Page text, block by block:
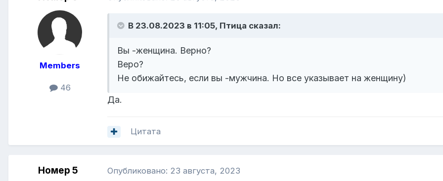
Members
46
В 23.08.2023 в 11:05, Птица сказал:
Вы -женщина. Верно?
Веро?
Не обижайтесь, если вы -мужчина. Но все указывает на женщину)
Да.
Цитата
Номер 5 Опубликовано: 23 августа, 2023